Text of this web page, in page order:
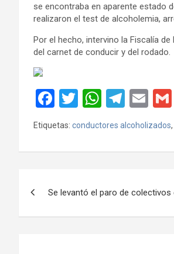
se encontraba en aparente estado
realizaron el test de alcoholemia,
Por el hecho, intervino la Fiscalía
del carnet de conducir y del rodado.
F
a
ce
b
o
T
wi
tt
er
W
at
s
p
T
el
e
gr
m
E
m
ail
Etiquetas: conductores alcoholizados,
Se levantó el paro de colectivos